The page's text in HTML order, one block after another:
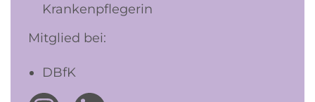
Krankenpflegerin
Mitglied bei:
DBfK